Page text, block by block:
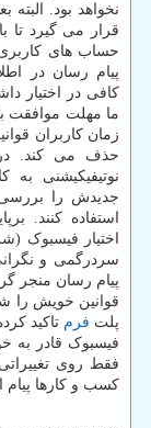
نخواهد بود.
قرار می گیرد تا
پیام رسان در
کافی در اختیار
زمان کاربران
حذف می کند. در
نوتیفیکیشنی به
جدیدش را بررسی
استفاده کنند.
اختیار فیسبوک
سردرگمی و
پیام رسان منجر
قوانین خویش را
پلت فرم تاکید
فیسبوک قادر به
فقط روی
کسب و کارها پیام